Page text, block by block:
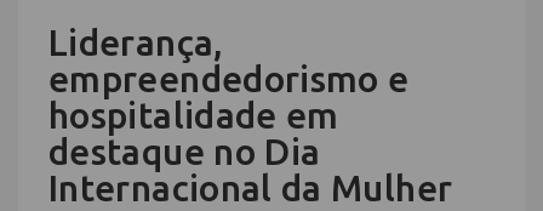
Liderança,
empreendedorismo e
hospitalidade em
destaque no Dia
Internacional da Mulher